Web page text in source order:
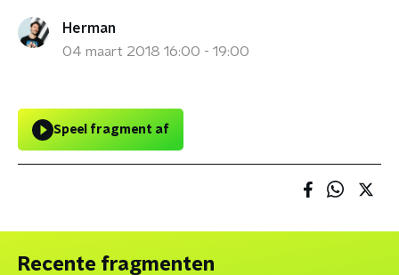
Herman
04 maart 2018 16:00 - 19:00
Speel fragment af
Recente fragmenten